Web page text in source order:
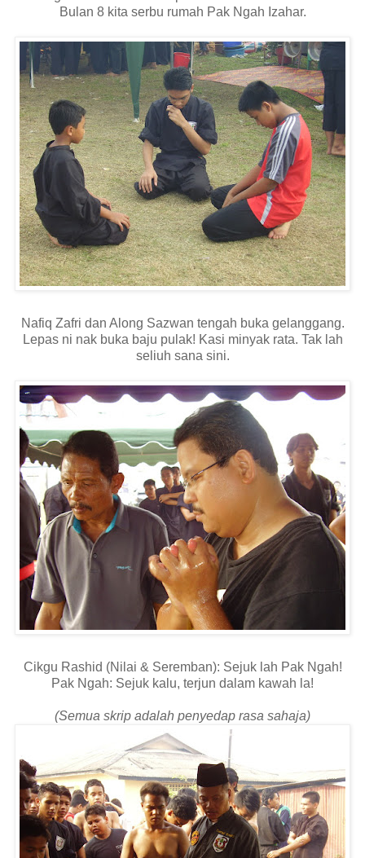
Bulan 8 kita serbu rumah Pak Ngah Izahar.
Nafiq Zafri dan Along Sazwan tengah buka gelanggang.
Lepas ni nak buka baju pulak! Kasi minyak rata. Tak lah
seliuh sana sini.
Cikgu Rashid (Nilai & Seremban): Sejuk lah Pak Ngah!
Pak Ngah: Sejuk kalu, terjun dalam kawah la!
(Semua skrip adalah penyedap rasa sahaja)